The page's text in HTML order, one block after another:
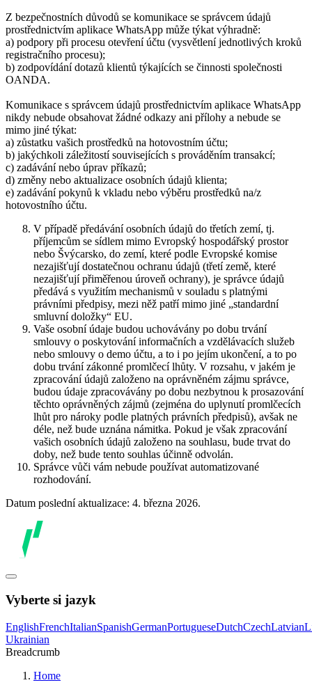
Z bezpečnostních důvodů se komunikace se správcem údajů
prostřednictvím aplikace WhatsApp může týkat výhradně:
a) podpory při procesu otevření účtu (vysvětlení jednotlivých kroků
registračního procesu);
b) zodpovídání dotazů klientů týkajících se činnosti společnosti
OANDA.
Komunikace s správcem údajů prostřednictvím aplikace WhatsApp
nikdy nebude obsahovat žádné odkazy ani přílohy a nebude se
mimo jiné týkat:
a) zůstatku vašich prostředků na hotovostním účtu;
b) jakýchkoli záležitostí souvisejících s prováděním transakcí;
c) zadávání nebo úprav příkazů;
d) změny nebo aktualizace osobních údajů klienta;
e) zadávání pokynů k vkladu nebo výběru prostředků na/z
hotovostního účtu.
V případě předávání osobních údajů do třetích zemí, tj.
příjemcům se sídlem mimo Evropský hospodářský prostor
nebo Švýcarsko, do zemí, které podle Evropské komise
nezajišťují dostatečnou ochranu údajů (třetí země, které
nezajišťují přiměřenou úroveň ochrany), je správce údajů
předává s využitím mechanismů v souladu s platnými
právními předpisy, mezi něž patří mimo jiné „standardní
smluvní doložky“ EU.
Vaše osobní údaje budou uchovávány po dobu trvání
smlouvy o poskytování informačních a vzdělávacích služeb
nebo smlouvy o demo účtu, a to i po jejím ukončení, a to po
dobu trvání zákonné promlčecí lhůty. V rozsahu, v jakém je
zpracování údajů založeno na oprávněném zájmu správce,
budou údaje zpracovávány po dobu nezbytnou k prosazování
těchto oprávněných zájmů (zejména do uplynutí promlčecích
lhůt pro nároky podle platných právních předpisů), avšak ne
déle, než bude uznána námitka. Pokud je však zpracování
vašich osobních údajů založeno na souhlasu, bude trvat do
doby, než bude tento souhlas účinně odvolán.
Správce vůči vám nebude používat automatizované
rozhodování.
Datum poslední aktualizace: 4. března 2026.
Vyberte si jazyk
EnglishFrenchItalianSpanishGermanPortugueseDutchCzechLatvian
Ukrainian
Breadcrumb
Home